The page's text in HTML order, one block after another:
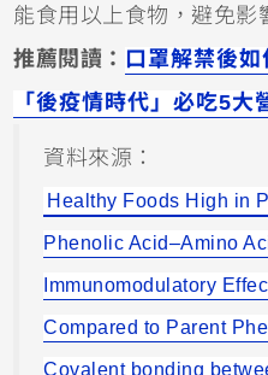
能食用以上食物，避免影
推薦閱讀： 口罩解禁後
「後疫情時代」必吃5大
資料來源：
Healthy Foods High in
Phenolic Acid–Amino
Immunomodulatory
Compared to Parent
Covalent bonding